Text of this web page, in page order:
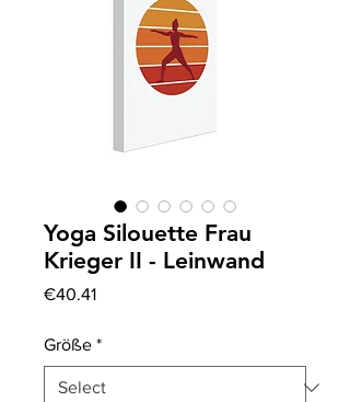
Yoga Silouette Frau
Krieger II - Leinwand
€40.41Price
Größe *